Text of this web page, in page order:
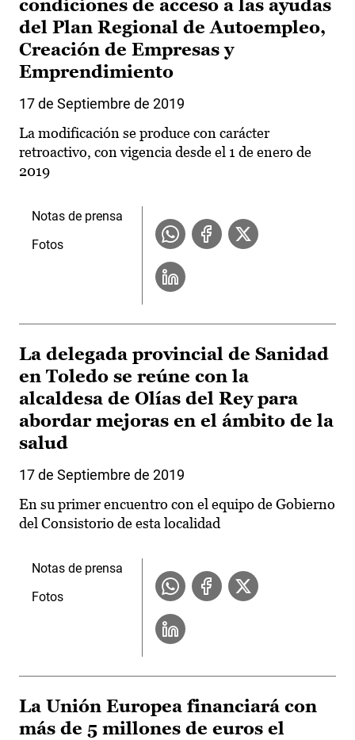
condiciones de acceso a las ayudas
del Plan Regional de Autoempleo,
Creación de Empresas y
Emprendimiento
17 de Septiembre de 2019
La modificación se produce con carácter
retroactivo, con vigencia desde el 1 de enero de
2019
Notas de prensa
Fotos
La delegada provincial de Sanidad
en Toledo se reúne con la
alcaldesa de Olías del Rey para
abordar mejoras en el ámbito de la
salud
17 de Septiembre de 2019
En su primer encuentro con el equipo de Gobierno
del Consistorio de esta localidad
Notas de prensa
Fotos
La Unión Europea financiará con
más de 5 millones de euros el